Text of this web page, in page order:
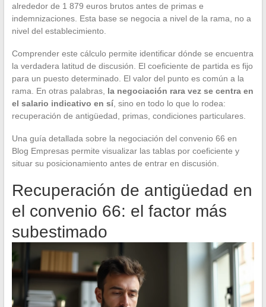
alrededor de 1 879 euros brutos antes de primas e
indemnizaciones. Esta base se negocia a nivel de la rama, no a
nivel del establecimiento.
Comprender este cálculo permite identificar dónde se encuentra
la verdadera latitud de discusión. El coeficiente de partida es fijo
para un puesto determinado. El valor del punto es común a la
rama. En otras palabras, la negociación rara vez se centra en
el salario indicativo en sí, sino en todo lo que lo rodea:
recuperación de antigüedad, primas, condiciones particulares.
Una guía detallada sobre la negociación del convenio 66 en
Blog Empresas permite visualizar las tablas por coeficiente y
situar su posicionamiento antes de entrar en discusión.
Recuperación de antigüedad en
el convenio 66: el factor más
subestimado